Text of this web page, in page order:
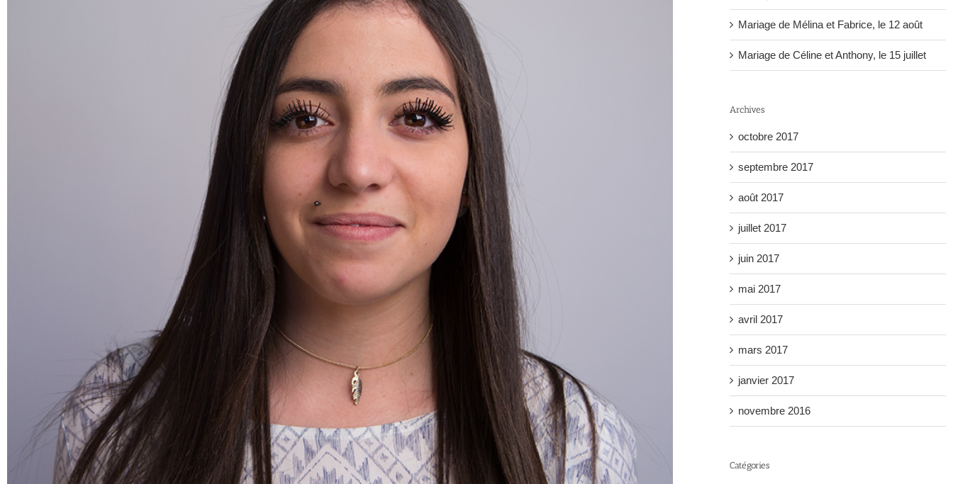
Mariage de Mélina et Fabrice, le 12 août
Mariage de Céline et Anthony, le 15 juillet
Archives
octobre 2017
septembre 2017
août 2017
juillet 2017
juin 2017
mai 2017
avril 2017
mars 2017
janvier 2017
novembre 2016
Catégories